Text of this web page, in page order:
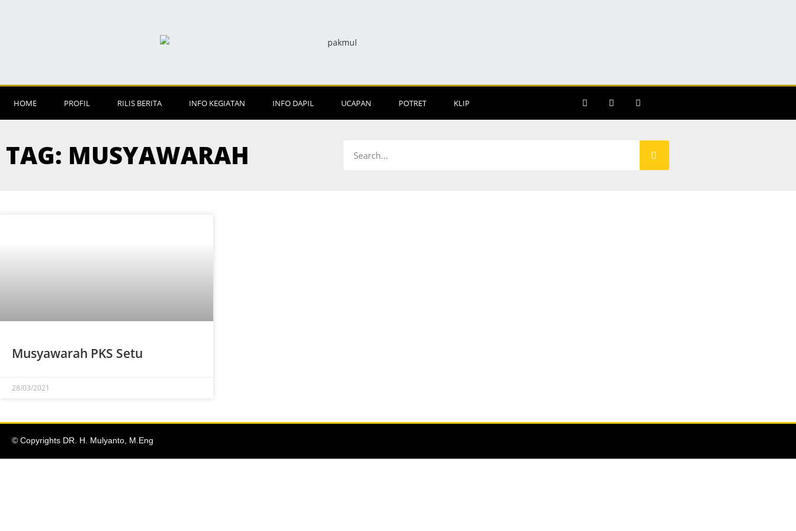
HOME PROFIL RILIS BERITA INFO KEGIATAN INFO DAPIL UCAPAN POTRET KLIP
TAG: MUSYAWARAH
Musyawarah PKS Setu
28/03/2021
© Copyrights DR. H. Mulyanto, M.Eng